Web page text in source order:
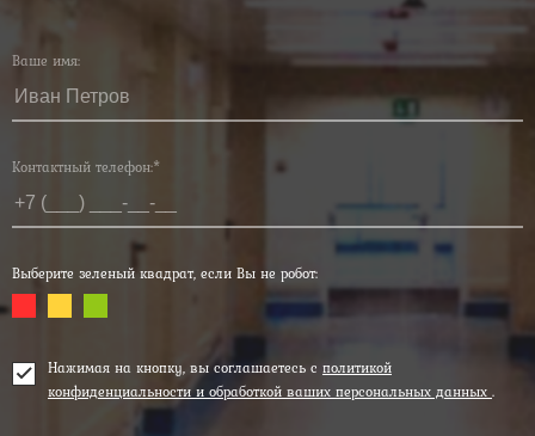
Ваше имя:
Контактный телефон:*
Выберите зеленый квадрат, если Вы не робот:
Нажимая на кнопку, вы соглашаетесь с политикой
конфиденциальности и обработкой ваших персональных данных .